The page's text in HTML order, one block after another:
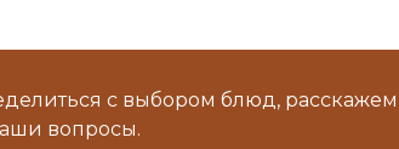
с выбором блюд,
вопросы.